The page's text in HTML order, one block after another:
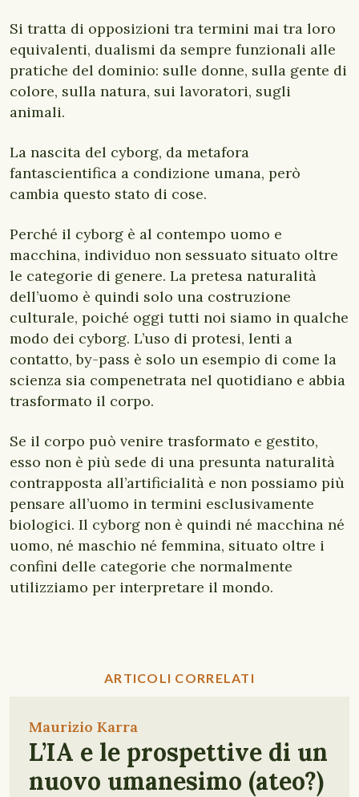
Si tratta di opposizioni tra termini mai tra loro
equivalenti, dualismi da sempre funzionali alle
pratiche del dominio: sulle donne, sulla gente di
colore, sulla natura, sui lavoratori, sugli
animali.
La nascita del cyborg, da metafora
fantascientifica a condizione umana, però
cambia questo stato di cose.
Perché il cyborg è al contempo uomo e
macchina, individuo non sessuato situato oltre
le categorie di genere. La pretesa naturalità
dell’uomo è quindi solo una costruzione
culturale, poiché oggi tutti noi siamo in qualche
modo dei cyborg. L’uso di protesi, lenti a
contatto, by-pass è solo un esempio di come la
scienza sia compenetrata nel quotidiano e abbia
trasformato il corpo.
Se il corpo può venire trasformato e gestito,
esso non è più sede di una presunta naturalità
contrapposta all’artificialità e non possiamo più
pensare all’uomo in termini esclusivamente
biologici. Il cyborg non è quindi né macchina né
uomo, né maschio né femmina, situato oltre i
confini delle categorie che normalmente
utilizziamo per interpretare il mondo.
ARTICOLI CORRELATI
Maurizio Karra
L’IA e le prospettive di un
nuovo umanesimo (ateo?)